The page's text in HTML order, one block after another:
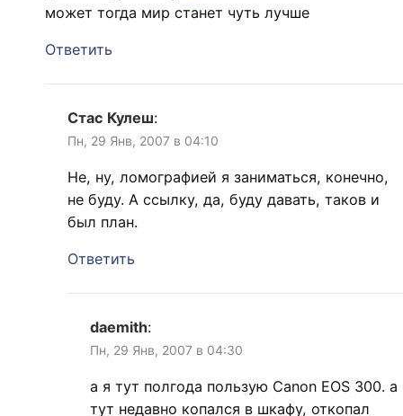
может тогда мир станет чуть лучше
Ответить
Стас Кулеш:
Пн, 29 Янв, 2007 в 04:10
Не, ну, ломографией я заниматься, конечно,
не буду. А ссылку, да, буду давать, таков и
был план.
Ответить
daemith:
Пн, 29 Янв, 2007 в 04:30
а я тут полгода пользую Canon EOS 300. а
тут недавно копался в шкафу, откопал